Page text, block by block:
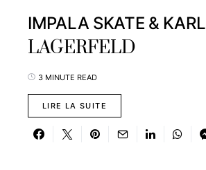
IMPALA SKATE & KARL
LAGERFELD
3 MINUTE READ
LIRE LA SUITE